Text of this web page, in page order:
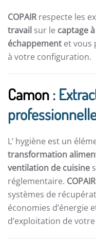
COPAIRrespecte les
travail sur le captage
échappement et vous
à votre configuration.
Camon:
L’ hygiène est un
transformation
ventilation de cuisine
réglementaire. COPAIR
systèmes de
économies d’énergie
d’exploitation de